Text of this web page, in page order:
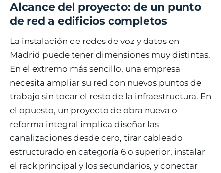
Alcance del proyecto: de un punto
de red a edificios completos
La instalación de redes de voz y datos en
Madrid puede tener dimensiones muy distintas.
En el extremo más sencillo, una empresa
necesita ampliar su red con nuevos puntos de
trabajo sin tocar el resto de la infraestructura. En
el opuesto, un proyecto de obra nueva o
reforma integral implica diseñar las
canalizaciones desde cero, tirar cableado
estructurado en categoría 6 o superior, instalar
el rack principal y los secundarios, y conectar